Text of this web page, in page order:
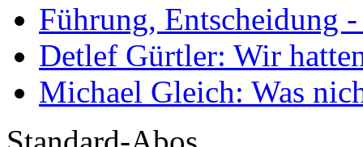
Führung, Entscheidung
Detlef Gürtler: Wir
Michael Gleich: Was